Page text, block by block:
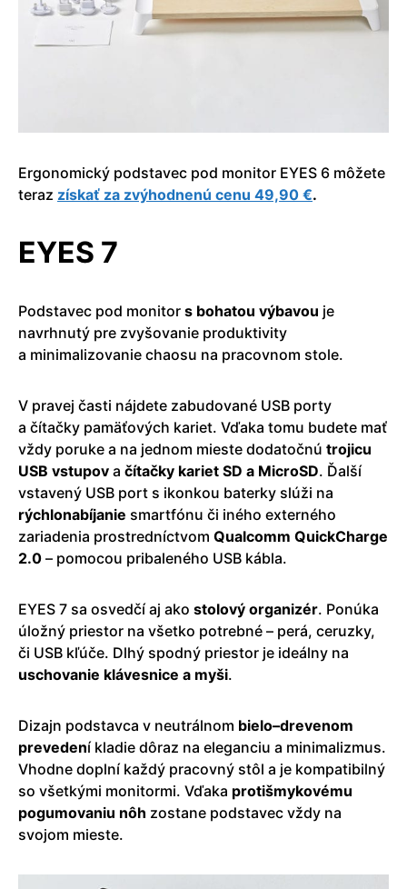
Ergonomický podstavec pod monitor EYES 6 môžete
teraz získať za zvýhodnenú cenu 49,90 €.
EYES 7
Podstavec pod monitor s bohatou výbavou je
navrhnutý pre zvyšovanie produktivity
a minimalizovanie chaosu na pracovnom stole.
V pravej časti nájdete zabudované USB porty
a čítačky pamäťových kariet. Vďaka tomu budete mať
vždy poruke a na jednom mieste dodatočnú trojicu
USB vstupov a čítačky kariet SD a MicroSD. Ďalší
vstavený USB port s ikonkou baterky slúži na
rýchlonabíjanie smartfónu či iného externého
zariadenia prostredníctvom Qualcomm QuickCharge
2.0 – pomocou pribaleného USB kábla.
EYES 7 sa osvedčí aj ako stolový organizér. Ponúka
úložný priestor na všetko potrebné – perá, ceruzky,
či USB kľúče. Dlhý spodný priestor je ideálny na
uschovanie klávesnice a myši.
Dizajn podstavca v neutrálnom bielo–drevenom
prevedení kladie dôraz na eleganciu a minimalizmus.
Vhodne doplní každý pracovný stôl a je kompatibilný
so všetkými monitormi. Vďaka protišmykovému
pogumovaniu nôh zostane podstavec vždy na
svojom mieste.